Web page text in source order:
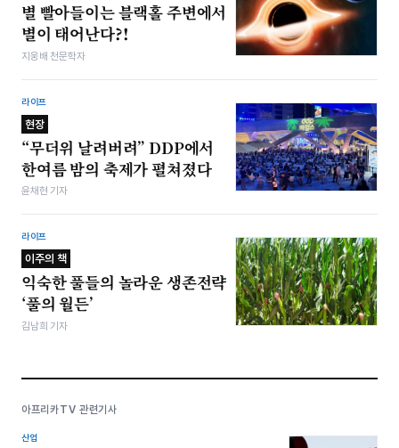
별 빨아들이는 블랙홀 주변에서
별이 태어난다?!
지웅배 천문학자
라이프
현장
“무더위 날려버려” DDP에서
한여름 밤의 축제가 펼쳐졌다
윤채현 기자
라이프
이주의 책
익숙한 풀들의 놀라운 생존전략
‘풀의 월든’
김남희 기자
아프리카TV 관련기사
산업